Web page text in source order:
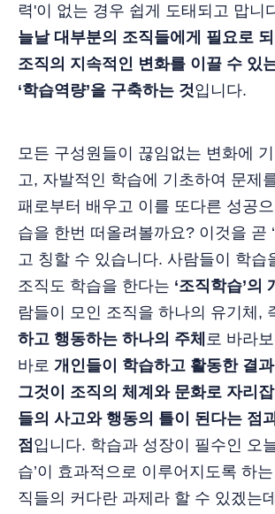
력'이 없는 경우 쉽게 도태되고 맙니
늘날 대부분의 조직들에게 필요로
조직의 지속적인 변화를 이끌 수 있
‘학습역량’을 구축하는 것입니다.
모든 구성원들이 끊임없는 변화에
고, 자발적인 학습에 기초하여 문제
패로부터 배우고 이를 또다른 성공
습을 한번 떠올려볼까요? 이것을 곧
고 칭할 수 있습니다. 사람들이 학습
조직도 학습을 한다는 ‘조직학습’의
람들이 모인 조직을 하나의 유기체,
하고 행동하는 하나의 주체 로 바라
바로 개인들이 학습하고 활동한 결
그것이 조직의 체계와 문화로 자리
들의 사고와 행동의 틀이 된다는 점
점 입니다. 학습과 성장이 필수인 오
습’이 효과적으로 이루어지도록 하
직들의 커다란 과제라 할 수 있겠는